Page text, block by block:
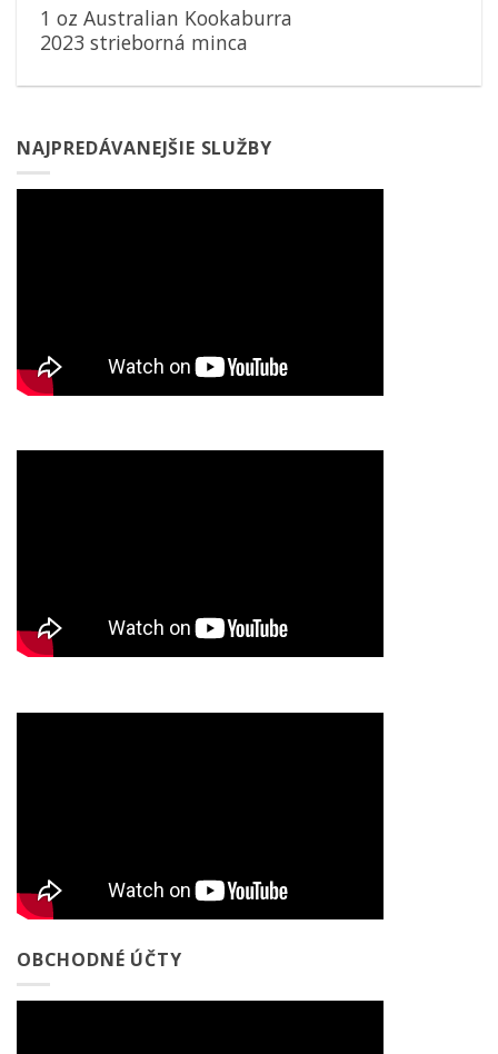
1 oz Australian Kookaburra
2023 strieborná minca
NAJPREDÁVANEJŠIE SLUŽBY
OBCHODNÉ ÚČTY